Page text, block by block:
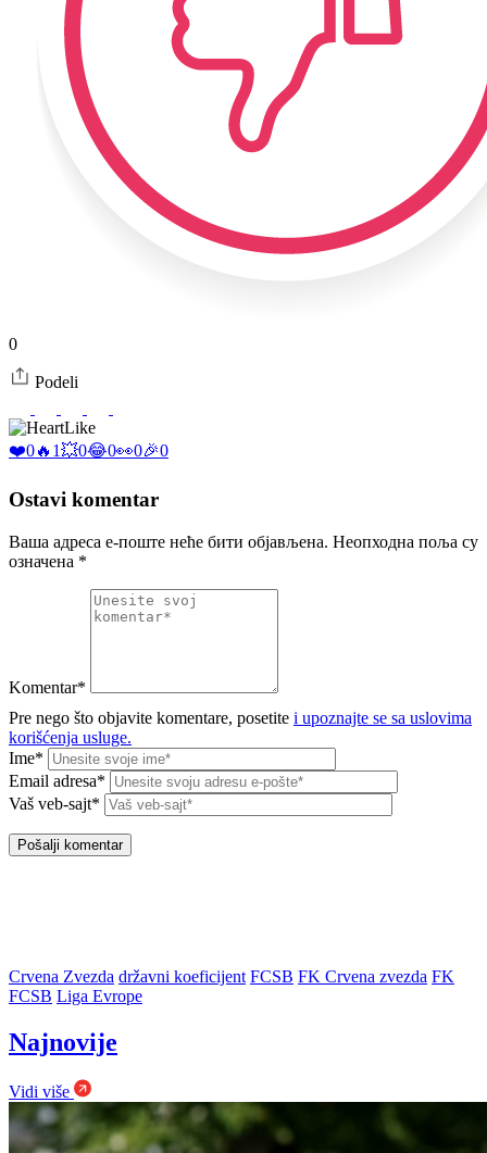
0
Podeli
Like
❤️0🔥 1💥0😂0👀0🎉0
Ostavi komentar
Ваша адреса е-поште неће бити објављена. Неопходна поља су
означена *
Komentar*
Pre nego što objavite komentare, posetite i upoznajte se sa uslovima
korišćenja usluge.
Ime*
Email adresa*
Vaš veb-sajt*
Crvena Zvezda državni koeficijent FCSB FK Crvena zvezda FK
FCSB Liga Evrope
Najnovije
Vidi više